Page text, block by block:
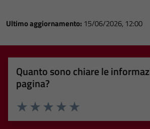
Ultimo aggiornamento: 15/06/2026, 12:00
Quanto sono chiare le
pagina?
Valuta 5 stelle su 5
Valuta 4 stelle su 5
Valuta 3 stelle su 5
Valuta 2 stelle su 5
Valuta 1 stelle su 5